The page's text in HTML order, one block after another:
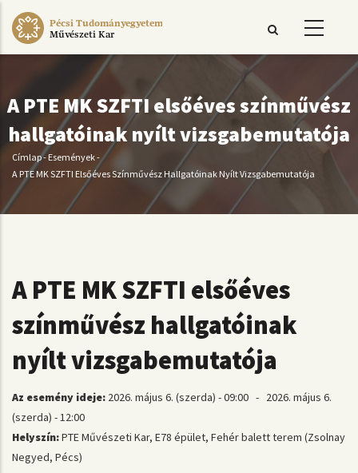
Ugrás
Pécsi Tudományegyetem
Művészeti Kar
A PTE MK SZFTI elsőéves színművész
hallgatóinak nyílt vizsgabemutatója
Morzsa
Címlap-Események-
A PTE MK SZFTI Elsőéves Színművész Hallgatóinak Nyílt Vizsgabemutatója
A PTE MK SZFTI elsőéves
színművész hallgatóinak
nyílt vizsgabemutatója
Az esemény ideje: 2026. május 6. (szerda) - 09:00 - 2026. május 6.
(szerda) - 12:00
Helyszín:PTE Művészeti Kar, E78 épület, Fehér balett terem (Zsolnay
Negyed, Pécs)